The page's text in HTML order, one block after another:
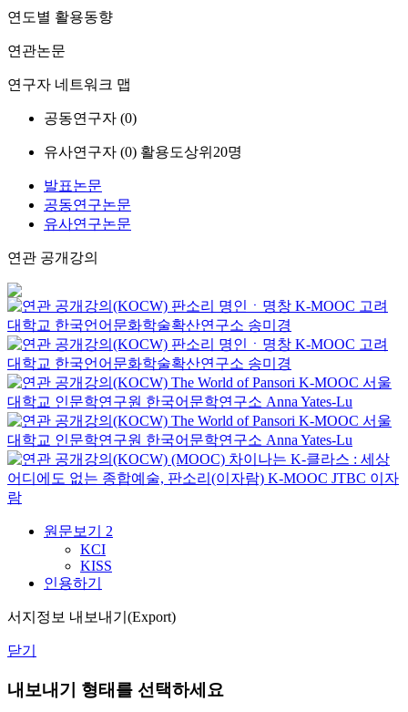
연도별 활용동향
연관논문
연구자 네트워크 맵
공동연구자 (0)
유사연구자 (0) 활용도상위20명
발표논문
공동연구논문
유사연구논문
연관 공개강의
판소리 명인ㆍ명창 K-MOOC 고려
대학교 한국언어문화학술확산연구소 송미경
판소리 명인ㆍ명창 K-MOOC 고려
대학교 한국언어문화학술확산연구소 송미경
The World of Pansori K-MOOC 서울
대학교 인문학연구원 한국어문학연구소 Anna Yates-Lu
The World of Pansori K-MOOC 서울
대학교 인문학연구원 한국어문학연구소 Anna Yates-Lu
(MOOC) 차이나는 K-클라스 : 세상
어디에도 없는 종합예술, 판소리(이자람) K-MOOC JTBC 이자
람
원문보기 2
KCI
KISS
인용하기
서지정보 내보내기(Export)
닫기
내보내기 형태를 선택하세요